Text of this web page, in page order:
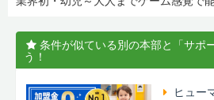
条件が似ている別の本部と「サポ
う！
ヒュー